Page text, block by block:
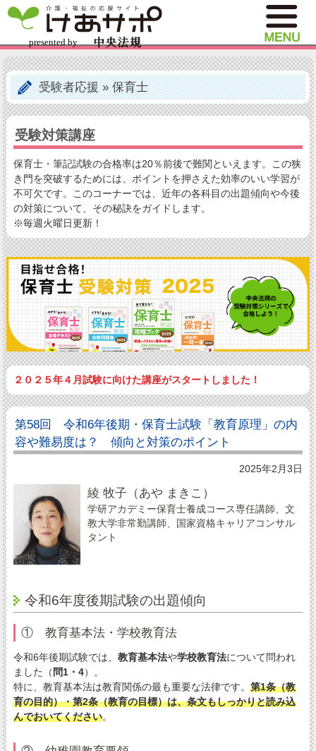
受験者応援»保育士
受験対策講座
保育士・筆記試験の合格率は20％前後で難関といえます。この狭
き門を突破するためには、ポイントを押さえた効率のいい学習が
不可欠です。このコーナーでは、近年の各科目の出題傾向や今後
の対策について、その秘訣をガイドします。
※毎週火曜日更新！
２０２５年４月試験に向けた講座がスタートしました！
第58回 令和6年後期・保育士試験「教育原理」の内
容や難易度は？ 傾向と対策のポイント
2025年2月3日
綾 牧子（あや まきこ）
学研アカデミー保育士養成コース専任講師、文
教大学非常勤講師、国家資格キャリアコンサル
タント
令和6年度後期試験の出題傾向
① 教育基本法・学校教育法
令和6年後期試験では、 教育基本法や学校教育法について問われ
ました（ 問1・4）。
特に、教育基本法は教育関係の最も重要な法律です。 第1条（教
育の目的）・第2条（教育の目標）は、条文もしっかりと読み込
んでおいてください。